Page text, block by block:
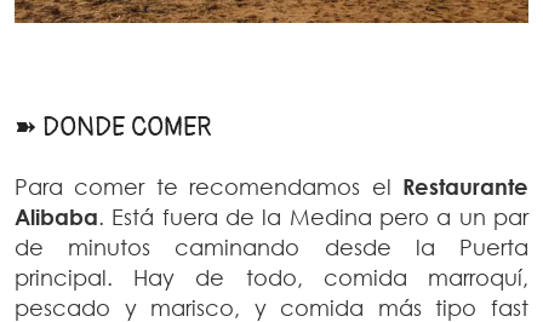
➽ DONDE COMER
Para comer te recomendamos el Restaurante
Alibaba. Está fuera de la Medina pero a un par
de minutos caminando desde la Puerta
principal. Hay de todo, comida marroquí,
pescado y marisco, y comida más tipo fast